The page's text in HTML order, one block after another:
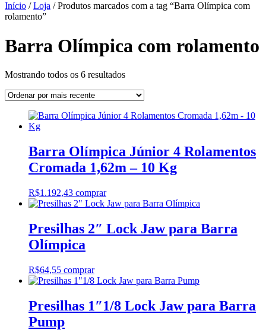
Início /Loja / Produtos marcados com a tag “Barra Olímpica com
rolamento”
Barra Olímpica com rolamento
Mostrando todos os 6 resultadosClassificado
mais
Barra Olímpica Júnior 4 Rolamentos
Cromada 1,62m – 10 Kg
R$1.192,43 comprar
Presilhas 2″ Lock Jaw para Barra
Olímpica
R$64,55 comprar
Presilhas 1″1/8 Lock Jaw para Barra
Pump